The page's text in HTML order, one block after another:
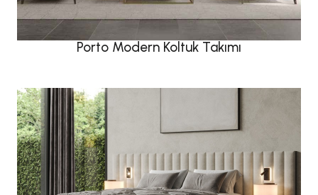
Porto Modern Koltuk Takımı